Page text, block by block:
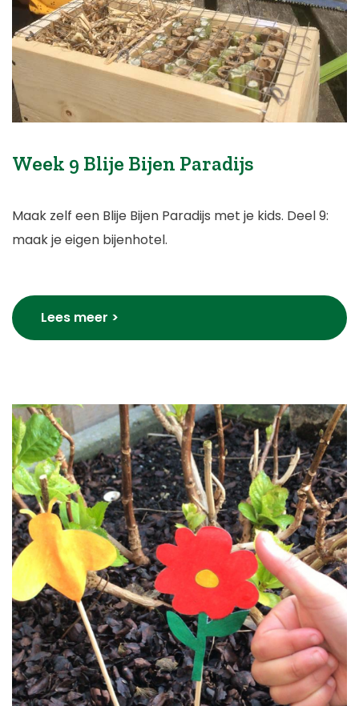
Week 9 Blije Bijen Paradijs
Maak zelf een Blije Bijen Paradijs met je kids. Deel 9:
maak je eigen bijenhotel.
Lees meer >